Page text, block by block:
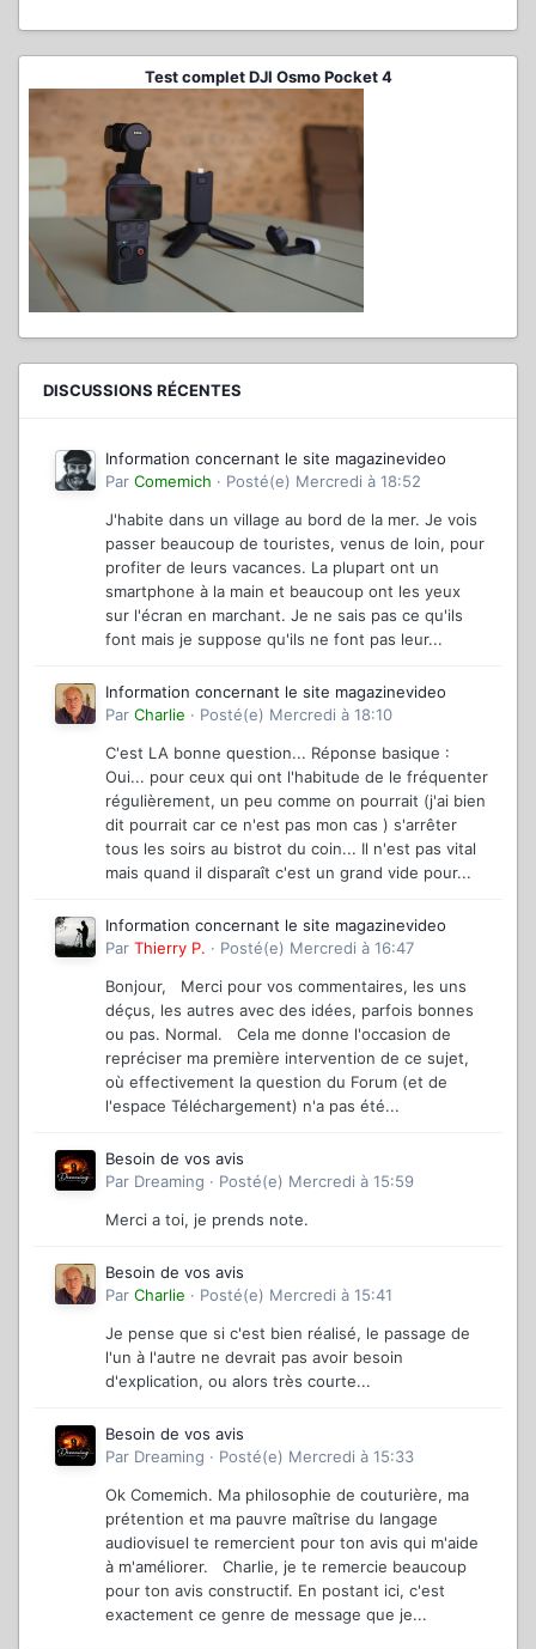
Test complet DJI Osmo Pocket 4
DISCUSSIONS RÉCENTES
Information concernant le site magazinevideo
Par Comemich · Posté(e) Mercredi à 18:52
J'habite dans un village au bord de la mer. Je vois
passer beaucoup de touristes, venus de loin, pour
profiter de leurs vacances. La plupart ont un
smartphone à la main et beaucoup ont les yeux
sur l'écran en marchant. Je ne sais pas ce qu'ils
font mais je suppose qu'ils ne font pas leur...
Information concernant le site magazinevideo
Par Charlie · Posté(e) Mercredi à 18:10
C'est LA bonne question... Réponse basique :
Oui... pour ceux qui ont l'habitude de le fréquenter
régulièrement, un peu comme on pourrait (j'ai bien
dit pourrait car ce n'est pas mon cas ) s'arrêter
tous les soirs au bistrot du coin... Il n'est pas vital
mais quand il disparaît c'est un grand vide pour...
Information concernant le site magazinevideo
Par Thierry P. · Posté(e) Mercredi à 16:47
Bonjour, Merci pour vos commentaires, les uns
déçus, les autres avec des idées, parfois bonnes
ou pas. Normal. Cela me donne l'occasion de
repréciser ma première intervention de ce sujet,
où effectivement la question du Forum (et de
l'espace Téléchargement) n'a pas été...
Besoin de vos avis
Par Dreaming · Posté(e) Mercredi à 15:59
Merci a toi, je prends note.
Besoin de vos avis
Par Charlie · Posté(e) Mercredi à 15:41
Je pense que si c'est bien réalisé, le passage de
l'un à l'autre ne devrait pas avoir besoin
d'explication, ou alors très courte...
Besoin de vos avis
Par Dreaming · Posté(e) Mercredi à 15:33
Ok Comemich. Ma philosophie de couturière, ma
prétention et ma pauvre maîtrise du langage
audiovisuel te remercient pour ton avis qui m'aide
à m'améliorer. Charlie, je te remercie beaucoup
pour ton avis constructif. En postant ici, c'est
exactement ce genre de message que je...